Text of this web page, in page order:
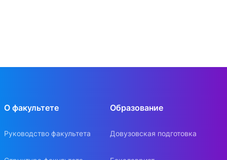
О факультете
Руководство факультета
Образование
Довузовская подготовка